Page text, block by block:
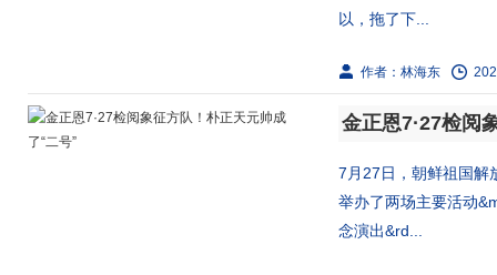
以，拖了下...
作者：林海东
金正恩7·27检阅
7月27日，朝鲜祖国解
举办了两场主要活动
念演出&rd...